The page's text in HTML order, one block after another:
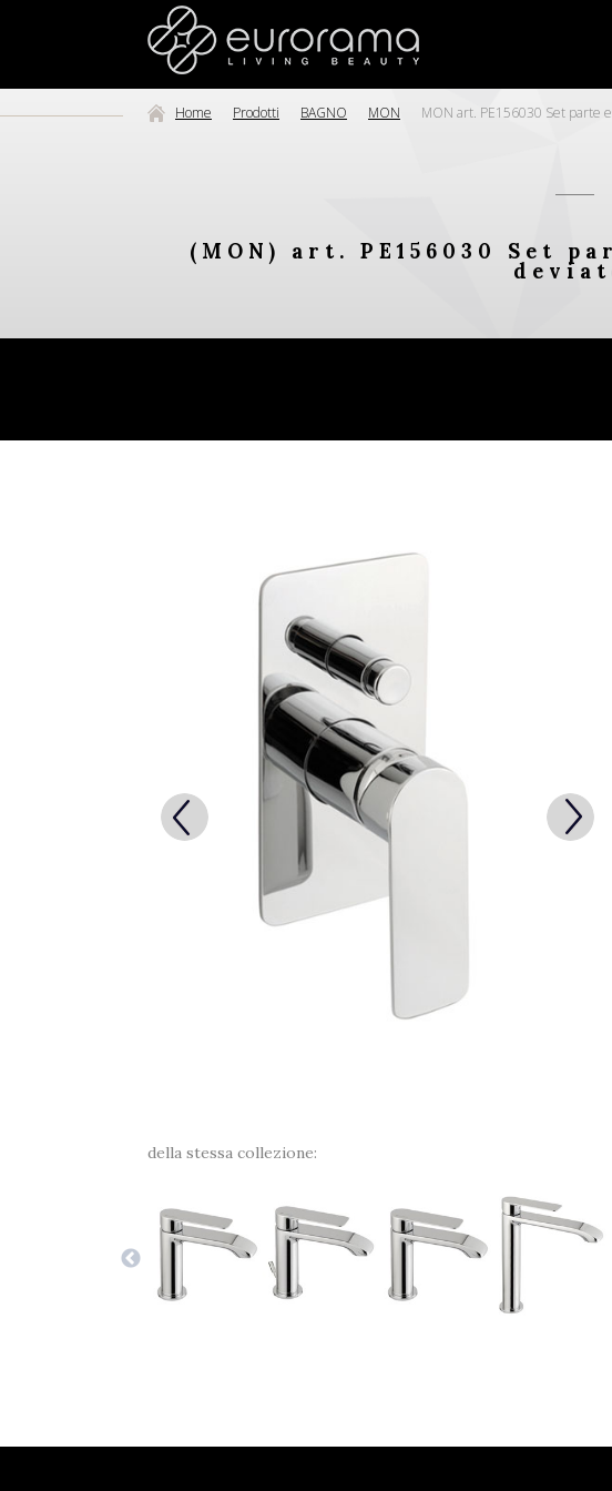
Home Prodotti BAGNO MON MON art. PE156030 Set parte
(MON) art. PE156030 Set
della stessa collezione: